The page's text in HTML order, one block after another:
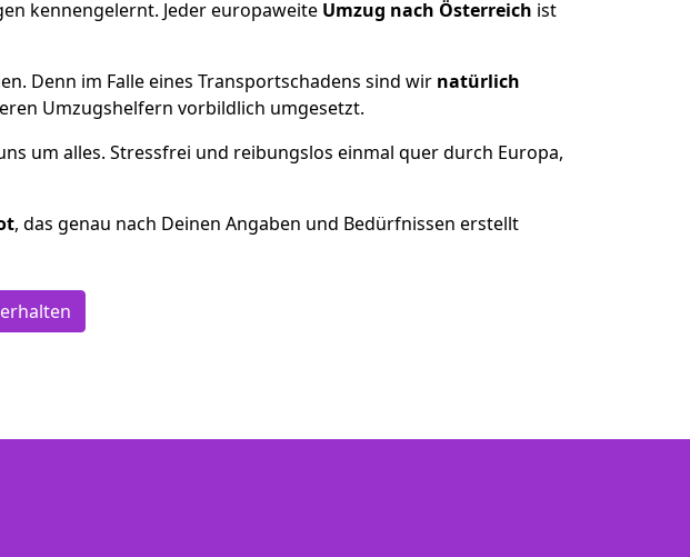
kennengelernt. Jeder europaweite Umzug nach Österreich ist
Denn im Falle eines Transportschadens sind wir natürlich
Umzugshelfern vorbildlich umgesetzt.
um alles. Stressfrei und reibungslos einmal quer durch Europa,
, das genau nach Deinen Angaben und Bedürfnissen erstellt